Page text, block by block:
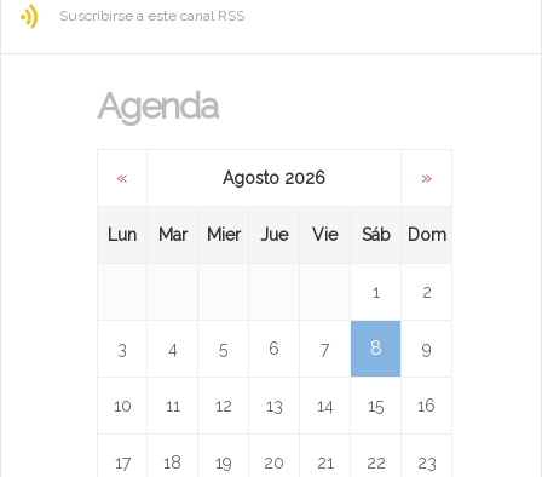
Suscribirse a este canal RSS
Agenda
« Agosto 2026 »
Lun Mar Mier Jue Vie Sáb Dom
1 2
3 4 5 6 7 8 9
10 11 12 13 14 15 16
17 18 19 20 21 22 23